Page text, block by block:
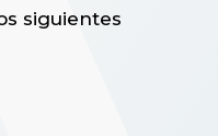
siguientes